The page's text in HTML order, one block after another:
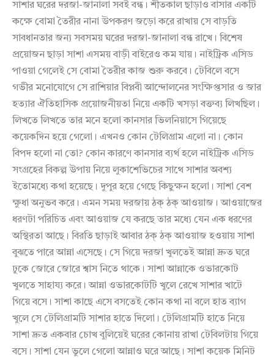
সাশার ঘরের দরজা-জানালা সবই বন্ধ। শীতকাল ছাড়াও বাসার একটি
কক্ষে বোমা তৈরীর নানা উপকরণ জড়ো করে রাখায় সে বাড়তি
সাবধানতার জন্য সবসময় ঘরের দরজা-জানালা বন্ধ রাখে। বিশেষ
প্রয়োজন ছাড়া সাশা এসময় বাড়ী বাইরেও কম যায়। নাইট্রিক এসিড
পাওয়া গেলেই সে বোমা তৈরীর কাজ শুরু করবে। টেবিলে বসে
গভীর মনোযোগে সে রাশিয়ার বিপ্লবী আন্দোলনের সংক্ষিপ্তসার ও জার
হত্যার ঐতিহাসিক প্রয়োজনীয়তা নিয়ে একটি খসড়া বক্তব্য লিখছিল।
লিখতে লিখতে তার মনে হলো কানসার ভিলনিয়াসে গিয়েছে
কয়েকদিন হয়ে গেলো। এখনও কোন টেলিগ্রাম এলো না। কোন
বিপদ হলো না তো? কোন কারণে কানসার ব্যর্থ হলে নাইট্রিক এসিড
সংগ্রহের বিকল্প উপায় নিয়ে লুকাশেভিচের সাথে সাশার অবশ্য
ইতোমধ্যে কথা হয়েছে। দুপুর হয়ে গেছে কিছুক্ষন হলো। সাশা বেশ
ক্ষুধা অনুভব করে। এমন সময় দরজায় ঠক্ ঠক্ আওয়াজ। আওয়াজের
ধরণটা পরিচিত এবং আওয়াজ যে করছে তার মধ্যে যেন এক ধরণের
অস্থিরতা আছে। বিরতি ছাড়াই আবার ঠক্ ঠক্ আওয়াজ হওয়ায় সাশা
বুঝতে পারে আন্না এসেছে। সে গিয়ে দরজা খুলতেই আন্না দ্রুত ঘরে
ঢুকে জোরে জোরে শ্বাস নিতে থাকে। সাশা আন্নাকে ওভারকোট
খুলতে সাহায্য করে। আন্না ওভারকোটটি খুলে রেখে সাশার খাটে
গিয়ে বসে। সাশা কাছে এসে বসতেই কোন কথা না বলে হাত ব্যাগ
খুলে সে টেলিগ্রামটি সাশার হাতে দিলো। টেলিগ্রামটি হাতে নিয়ে
সাশা দ্রুত একবার চোখ বুলিয়েই ঘরের কোনায় রাখা টেবিলটায় গিয়ে
বসে। সাশা যেন ভুলে গেলো আন্নাও ঘরে আছে। সাশা কয়েক মিনিট